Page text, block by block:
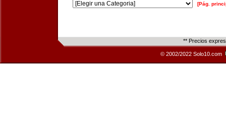
[Pág.
** Precios
© 2002/2022 Solo10.com